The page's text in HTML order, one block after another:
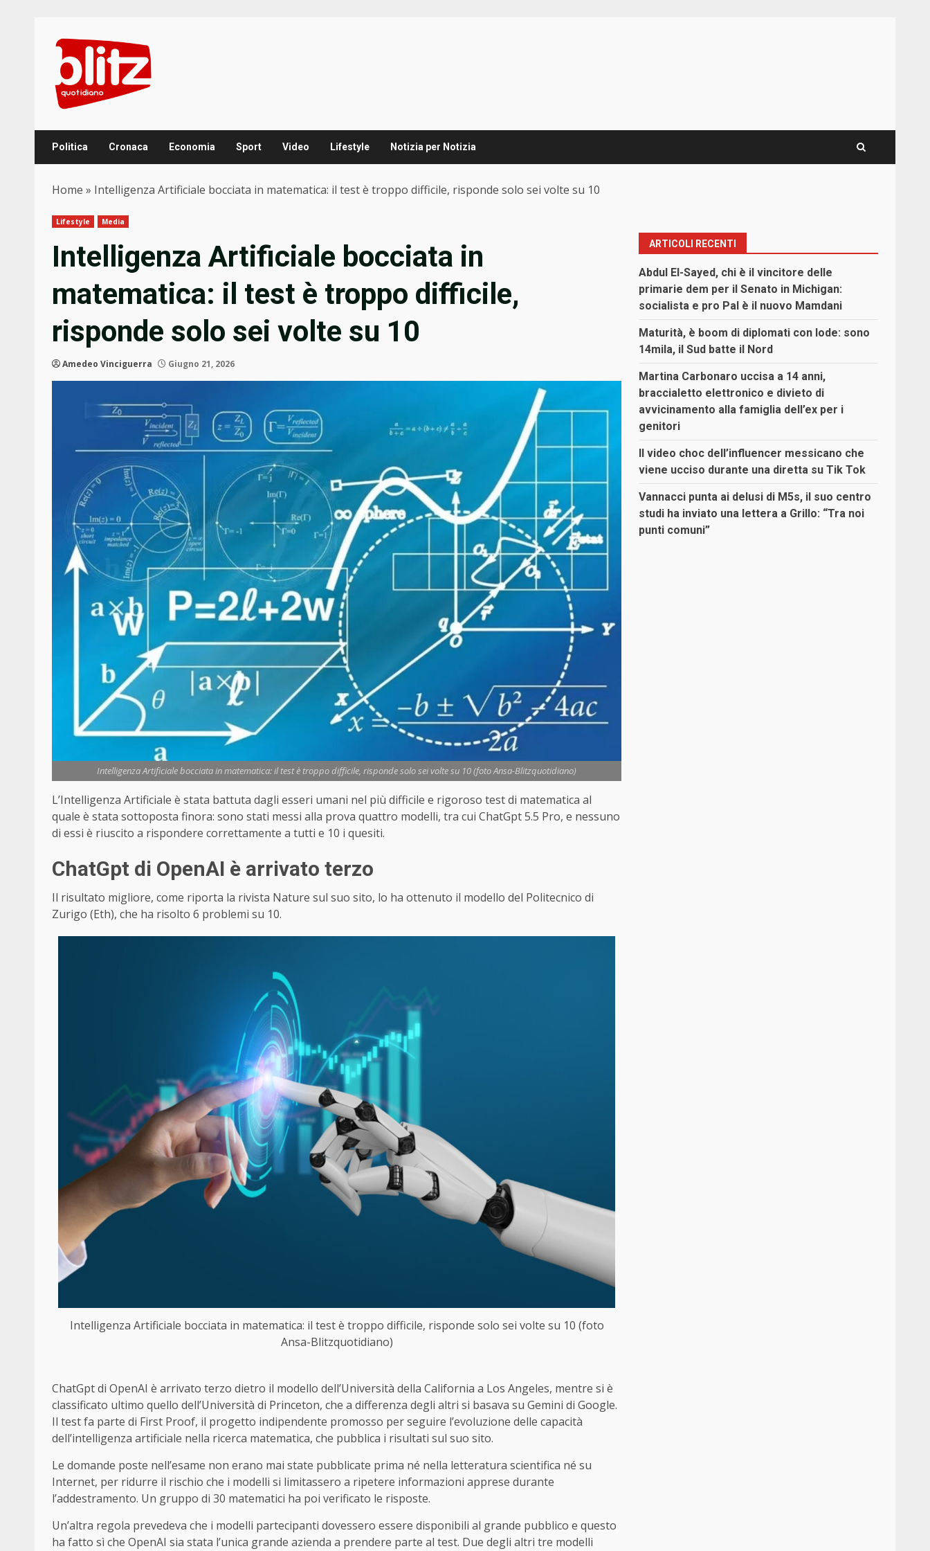
content
Politica Cronaca Economia Sport Video Lifestyle Notizia per Notizia
Home » Intelligenza Artificiale bocciata in matematica: il test è troppo difficile, risponde solo sei volte su 10
Lifestyle Media
Intelligenza Artificiale bocciata in
matematica: il test è troppo difficile,
risponde solo sei volte su 10
Amedeo Vinciguerra Giugno 21, 2026
Intelligenza Artificiale bocciata in matematica: il test è troppo difficile, risponde solo sei volte su 10 (foto Ansa-Blitzquotidiano)
L’Intelligenza Artificiale è stata battuta dagli esseri umani nel più difficile e rigoroso test di matematica al
quale è stata sottoposta finora: sono stati messi alla prova quattro modelli, tra cui ChatGpt 5.5 Pro, e nessuno
di essi è riuscito a rispondere correttamente a tutti e 10 i quesiti.
ChatGpt di OpenAI è arrivato terzo
Il risultato migliore, come riporta la rivista Nature sul suo sito, lo ha ottenuto il modello del Politecnico di
Zurigo (Eth), che ha risolto 6 problemi su 10.
Intelligenza Artificiale bocciata in matematica: il test è troppo difficile, risponde solo sei volte su 10 (foto
Ansa-Blitzquotidiano)
ChatGpt di OpenAI è arrivato terzo dietro il modello dell’Università della California a Los Angeles, mentre si è
classificato ultimo quello dell’Università di Princeton, che a differenza degli altri si basava su Gemini di Google.
Il test fa parte di First Proof, il progetto indipendente promosso per seguire l’evoluzione delle capacità
dell’intelligenza artificiale nella ricerca matematica, che pubblica i risultati sul suo sito.
Le domande poste nell’esame non erano mai state pubblicate prima né nella letteratura scientifica né su
Internet, per ridurre il rischio che i modelli si limitassero a ripetere informazioni apprese durante
l’addestramento. Un gruppo di 30 matematici ha poi verificato le risposte.
Un’altra regola prevedeva che i modelli partecipanti dovessero essere disponibili al grande pubblico e questo
ha fatto sì che OpenAI sia stata l’unica grande azienda a prendere parte al test. Due degli altri tre modelli
ARTICOLI RECENTI
Abdul El-Sayed, chi è il vincitore delle
primarie dem per il Senato in Michigan:
socialista e pro Pal è il nuovo Mamdani
Maturità, è boom di diplomati con lode: sono
14mila, il Sud batte il Nord
Martina Carbonaro uccisa a 14 anni,
braccialetto elettronico e divieto di
avvicinamento alla famiglia dell’ex per i
genitori
Il video choc dell’influencer messicano che
viene ucciso durante una diretta su Tik Tok
Vannacci punta ai delusi di M5s, il suo centro
studi ha inviato una lettera a Grillo: “Tra noi
punti comuni”